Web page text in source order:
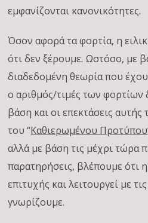
εμφανίζονται κανονικότητες.
Όσον αφορά τα φορτία, η
ότι δεν ξέρουμε. Ωστόσο, με
διαδεδομένη θεωρία που
ο αριθμός/τιμές των φορτίων
βάση και οι επεκτάσεις αυτής
του “Καθιερωμένου Προτύπου
αλλά με βάση τις μέχρι τώρα
παρατηρήσεις, βλέπουμε ότι
επιτυχής και λειτουργεί με
γνωρίζουμε.